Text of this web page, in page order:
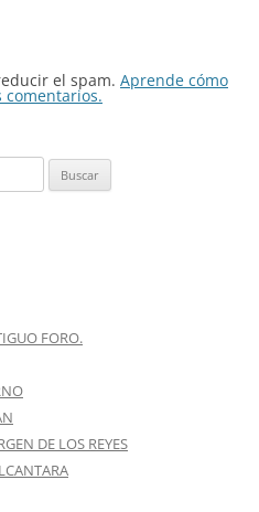
el spam. Aprende cómo
comentarios.
FORO.
DE LOS REYES